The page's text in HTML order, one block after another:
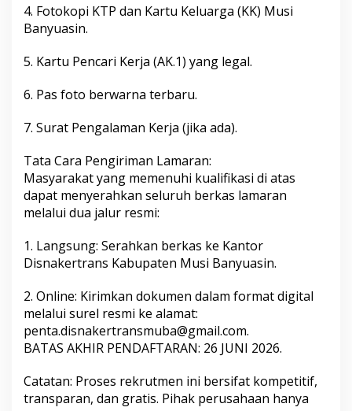
4. Fotokopi KTP dan Kartu Keluarga (KK) Musi
Banyuasin.
5. Kartu Pencari Kerja (AK.1) yang legal.
6. Pas foto berwarna terbaru.
7. Surat Pengalaman Kerja (jika ada).
Tata Cara Pengiriman Lamaran:
Masyarakat yang memenuhi kualifikasi di atas
dapat menyerahkan seluruh berkas lamaran
melalui dua jalur resmi:
1. Langsung: Serahkan berkas ke Kantor
Disnakertrans Kabupaten Musi Banyuasin.
2. Online: Kirimkan dokumen dalam format digital
melalui surel resmi ke alamat:
penta.disnakertransmuba@gmail.com.
BATAS AKHIR PENDAFTARAN: 26 JUNI 2026.
Catatan: Proses rekrutmen ini bersifat kompetitif,
transparan, dan gratis. Pihak perusahaan hanya